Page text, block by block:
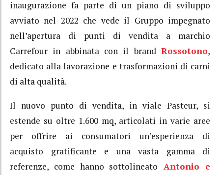
inaugurazione fa parte di un piano di sviluppo
avviato nel 2022 che vede il Gruppo impegnato
nell’apertura di punti di vendita a marchio
Carrefour in abbinata con il brand Rossotono,
dedicato alla lavorazione e trasformazioni di carni
di alta qualità.
Il nuovo punto di vendita, in viale Pasteur, si
estende su oltre 1.600 mq, articolati in varie aree
per offrire ai consumatori un’esperienza di
acquisto gratificante e una vasta gamma di
referenze, come hanno sottolineato Antonio e